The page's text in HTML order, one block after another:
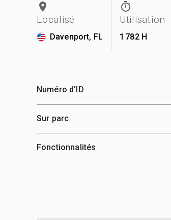
Localisé
Davenport, FL
Utilisation
1 782 H
Numéro d'ID
Sur parc
Fonctionnalités